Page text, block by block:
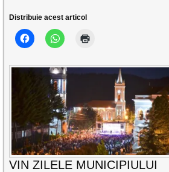
Distribuie acest articol
VIN ZILELE MUNICIPIULUI